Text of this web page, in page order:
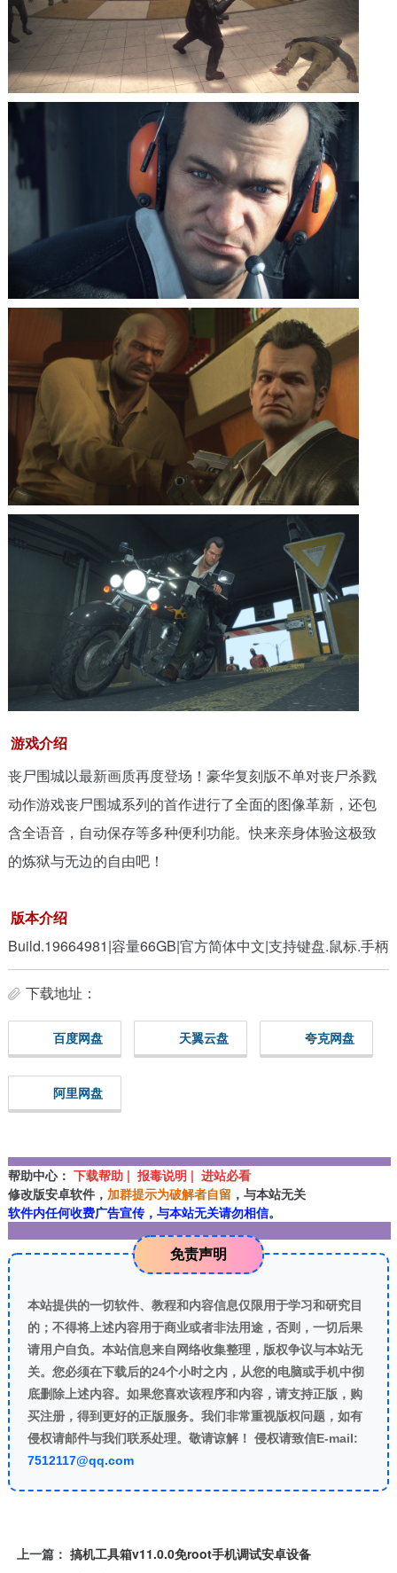
游戏介绍
丧尸围城以最新画质再度登场！豪华复刻版不单对丧尸杀戮
动作游戏丧尸围城系列的首作进行了全面的图像革新，还包
含全语音，自动保存等多种便利功能。快来亲身体验这极致
的炼狱与无边的自由吧！
版本介绍
Build.19664981|容量66GB|官方简体中文|支持键盘.鼠标.手柄
下载地址：
百度网盘 天翼云盘 夸克网盘
阿里网盘
帮助中心： 下载帮助 | 报毒说明 | 进站必看
修改版安卓软件， 加群提示为破解者自留 ，与本站无关
软件内任何收费广告宣传，与本站无关请勿相信。
免责声明
本站提供的一切软件、教程和内容信息仅限用于学习和研究目
的；不得将上述内容用于商业或者非法用途，否则，一切后果
请用户自负。本站信息来自网络收集整理，版权争议与本站无
关。您必须在下载后的24个小时之内，从您的电脑或手机中彻
底删除上述内容。如果您喜欢该程序和内容，请支持正版，购
买注册，得到更好的正版服务。我们非常重视版权问题，如有
侵权请邮件与我们联系处理。敬请谅解！ 侵权请致信E-mail:
7512117@qq.com
上一篇： 搞机工具箱v11.0.0免root手机调试安卓设备